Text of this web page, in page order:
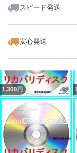
発送内容詳細 ■ ゆ
※Yahoo!かんたん
日夕方までに発送
送になります。
諸事情により発送
す。
スピード発送
安心発送
1,300円